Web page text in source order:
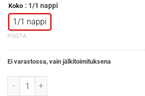
Koko : 1/1 nappi
1/1 nappi
POISTA
Ei varastossa, vain jälkitoimituksena
WN Professional akvarelli 347 Lemon